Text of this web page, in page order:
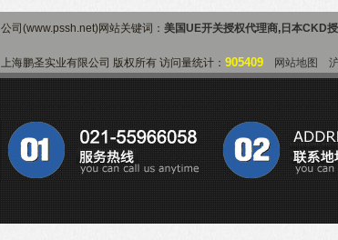
公司(www.pssh.net)网站关键词： 美国UE开关授权代理商, 日本CKD
上海鹏圣实业有限公司 版权所有 访问量统计： 905409 网站地图